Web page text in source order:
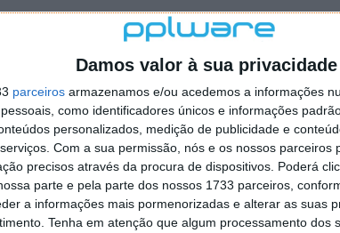
Damos valor à sua privacidade
parceiros armazenamos e/ou acedemos a informações
como identificadores únicos e informações
personalizados, medição de publicidade e
Com a sua permissão, nós e os nossos parceiros
precisos através da procura de dispositivos. Poderá
parte e pela parte dos nossos 1733 parceiros,
a informações mais pormenorizadas e alterar as suas
Tenha em atenção que algum processamento dos
Share foi concebida para resolver
tradicionais exigem normalmente passos extra,
ou ajustar as preferências de partilha. Ao
Google criou uma forma mais eficiente e fiável de
para os códigos QR se tornarem uma
ao acesso à informação, os códigos
Trazer esta funcionalidade para a
com a forma como as pessoas já estão a